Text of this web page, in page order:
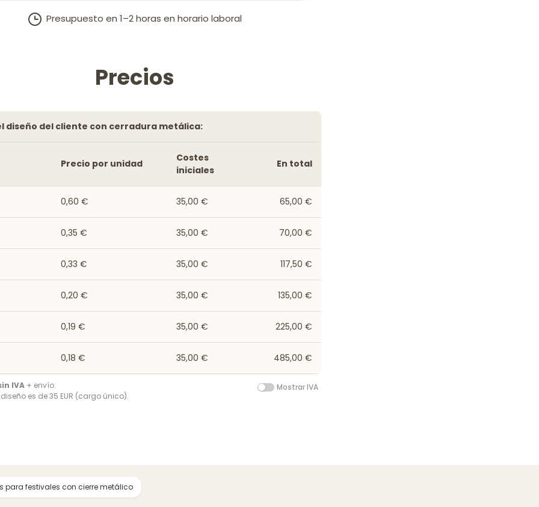
Presupuesto en 1–2 horas en horario laboral
Precios
diseño del cliente con cerradura metálica:
Precio por unidad
Costes
iniciales
En total
0,60 € 35,00 € 65,00 €
0,35 € 35,00 € 70,00 €
0,33 € 35,00 € 117,50 €
0,20 € 35,00 € 135,00 €
0,19 € 35,00 € 225,00 €
0,18 € 35,00 € 485,00 €
IVA + envío.
es de 35 EUR (cargo único).
Mostrar IVA
para festivales con cierre metálico